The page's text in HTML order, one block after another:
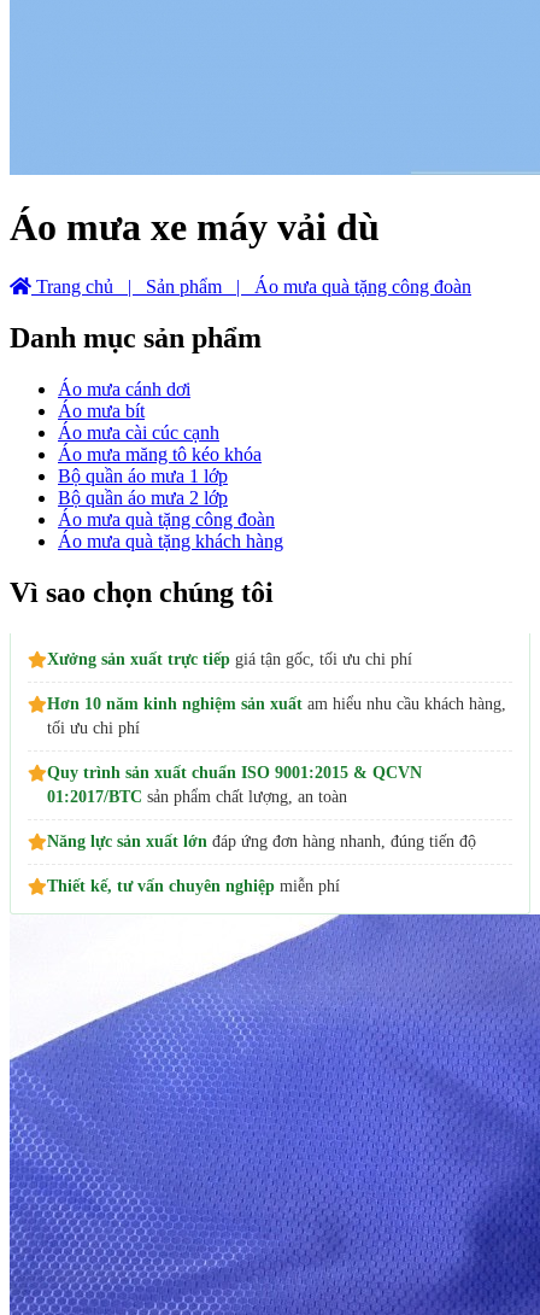
Áo mưa xe máy vải dù
Trang chủ | Sản phẩm | Áo mưa quà tặng công đoàn
Danh mục sản phẩm
Áo mưa cánh dơi
Áo mưa bít
Áo mưa cài cúc cạnh
Áo mưa măng tô kéo khóa
Bộ quần áo mưa 1 lớp
Bộ quần áo mưa 2 lớp
Áo mưa quà tặng công đoàn
Áo mưa quà tặng khách hàng
Vì sao chọn chúng tôi
Xưởng sản xuất trực tiếp giá tận gốc, tối ưu chi phí
Hơn 10 năm kinh nghiệm sản xuất am hiểu nhu cầu khách hàng,
tối ưu chi phí
Quy trình sản xuất chuẩn ISO 9001:2015 & QCVN
01:2017/BTC sản phẩm chất lượng, an toàn
Năng lực sản xuất lớn đáp ứng đơn hàng nhanh, đúng tiến độ
Thiết kế, tư vấn chuyên nghiệp miễn phí